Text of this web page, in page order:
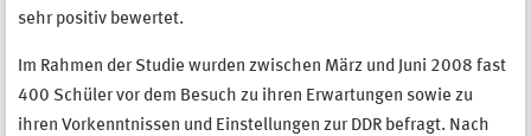
sehr positiv bewertet.
Im Rahmen der Studie wurden zwischen März und Juni 2008 fast
400 Schüler vor dem Besuch zu ihren Erwartungen sowie zu
ihren Vorkenntnissen und Einstellungen zur DDR befragt. Nach